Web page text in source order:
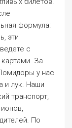
По
Билеты
дней, в
число
так
информацию,
в
целях, а
сайты к